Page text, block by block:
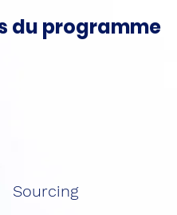
du programme
Sourcing